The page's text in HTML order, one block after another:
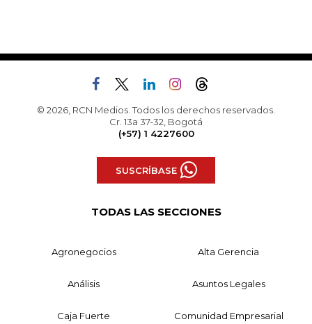
© 2026, RCN Medios. Todos los derechos reservados.
Cr. 13a 37-32, Bogotá
(+57) 1 4227600
SUSCRÍBASE
TODAS LAS SECCIONES
Agronegocios Alta Gerencia
Análisis Asuntos Legales
Caja Fuerte Comunidad Empresarial